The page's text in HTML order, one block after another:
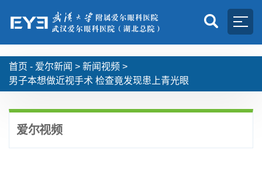
首页 - 爱尔新闻 > 新闻视频 >
男子本想做近视手术 检查竟发现患上青光眼
爱尔视频